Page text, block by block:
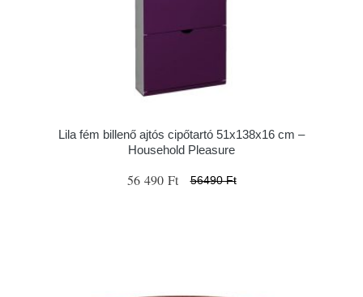
Lila fém billenő ajtós cipőtartó 51x138x16 cm –
Household Pleasure
56 490 Ft 56490 Ft